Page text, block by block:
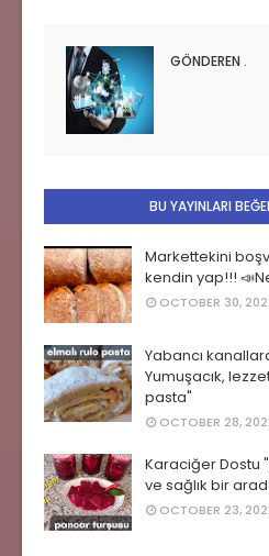
GÖNDEREN .
BU YAYINLARI
Markettekini
kendin yap!!!
OCTOBER 30,
Yabancı
Yumuşacık,
pasta"
OCTOBER 28,
Karaciğer Dostu
ve sağlık bir
OCTOBER 23,